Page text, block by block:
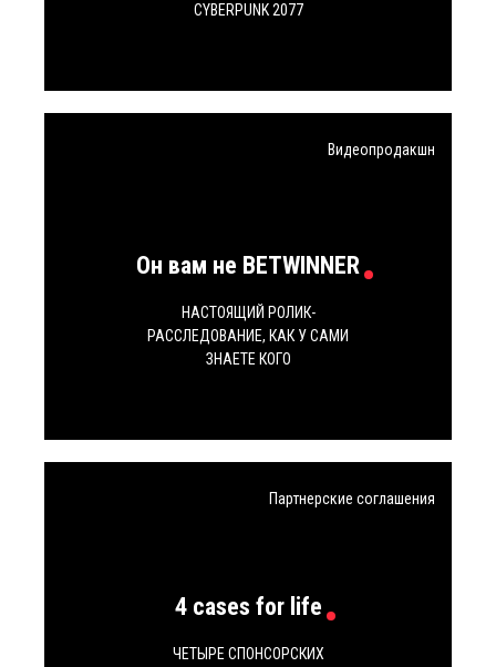
CYBERPUNK 2077
Он вам не BETWINNER
НАСТОЯЩИЙ РОЛИК-
РАССЛЕДОВАНИЕ, КАК У САМИ
ЗНАЕТЕ КОГО
Видеопродакшн
4 cases for life
ЧЕТЫРЕ СПОНСОРСКИХ
Партнерские соглашения